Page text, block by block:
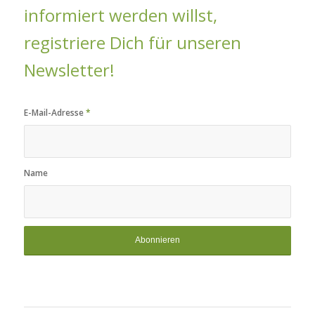
informiert werden willst,
registriere Dich für unseren
Newsletter!
E-Mail-Adresse*
Name